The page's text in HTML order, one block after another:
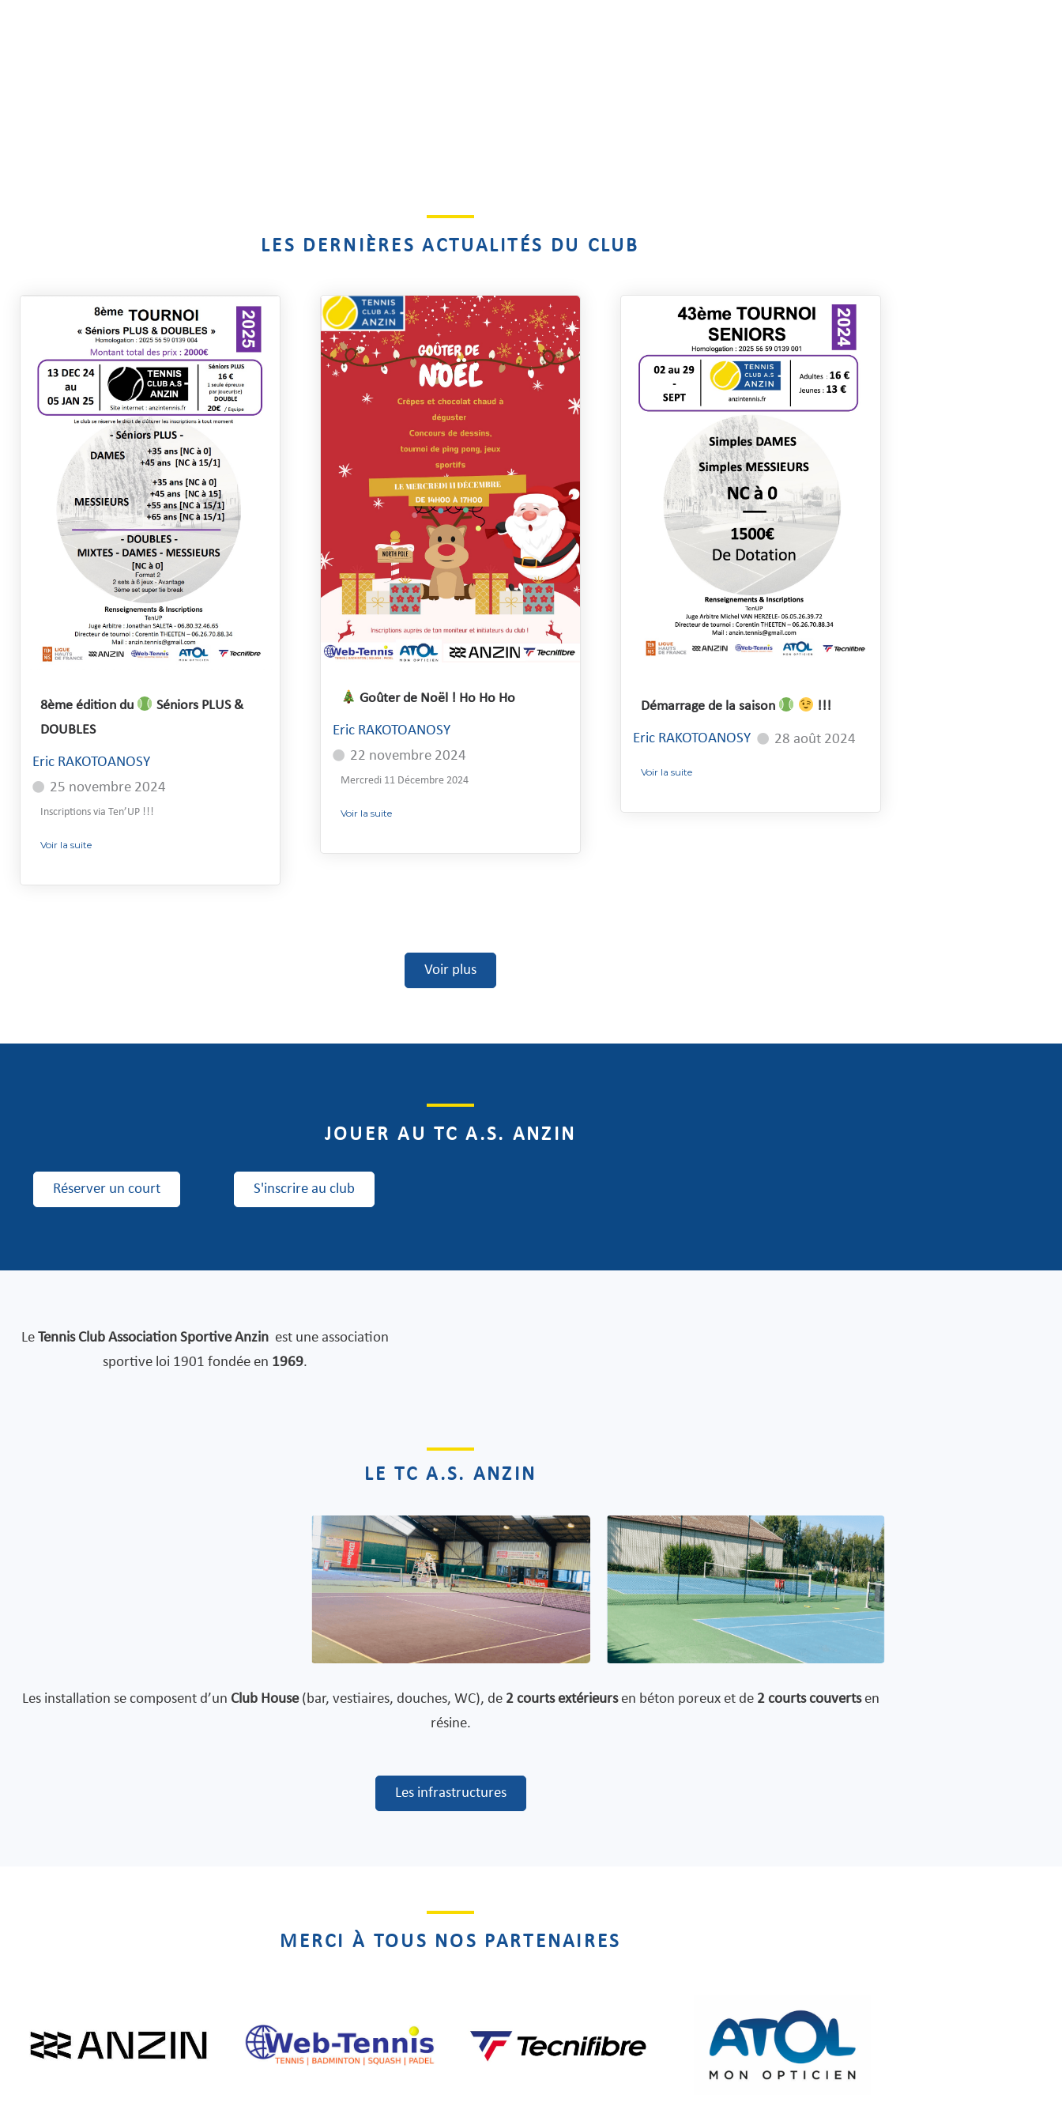
LES DERNIÈRES ACTUALITÉS DU CLUB
8ème édition du
Séniors PLUS &
DOUBLES
Eric RAKOTOANOSY
25 novembre 2024
Inscriptions via Ten’UP !!!
Voir la suite
Goûter de Noël ! Ho Ho Ho
Eric RAKOTOANOSY
22 novembre 2024
Mercredi 11 Décembre 2024
Voir la suite
Démarrage de la saison !!!
Eric RAKOTOANOSY 28 août 2024
Voir la suite
Voir plus
JOUER AU TC A.S. ANZIN
Réserver un court S'inscrire au club
Le Tennis Club Association Sportive Anzin est une association
sportive loi 1901 fondée en 1969.
LE TC A.S. ANZIN
Les installation se composent d’un Club House(bar, vestiaires, douches, WC), de 2 courts extérieursen béton poreux et de 2 courts couvertsen
résine.
Les infrastructures
MERCI À TOUS NOS PARTENAIRES